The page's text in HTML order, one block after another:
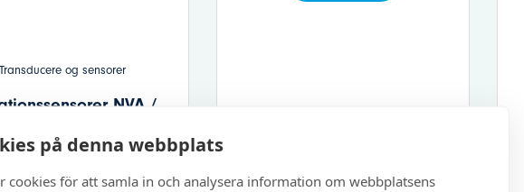
og sensorer
NVA /
på denna webbplats
cookies för att samla in och analysera information om webbplatsens